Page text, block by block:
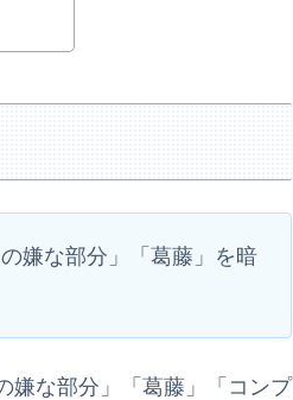
嫌な部分」「葛藤」を暗
嫌な部分」「葛藤」「コンプ